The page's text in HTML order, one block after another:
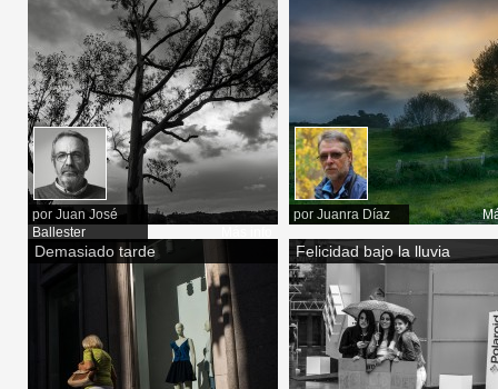
por Juan José
Ballester
por Juanra Díaz
Demasiado tarde Felicidad bajo la lluvia